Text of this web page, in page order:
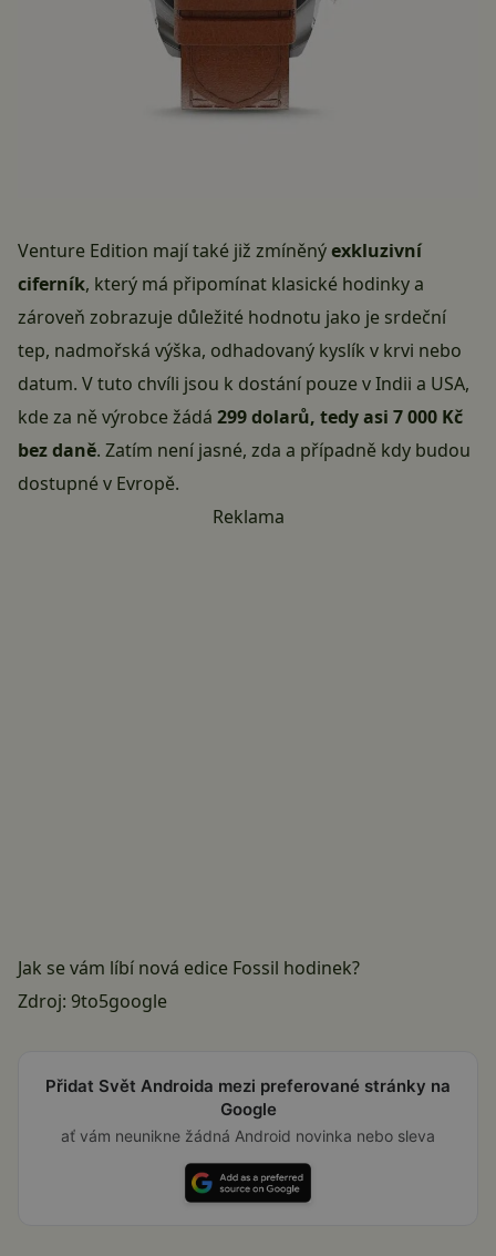
Venture Edition mají také již zmíněnýexkluzivní
ciferník, který má připomínat klasické hodinky a
zároveň zobrazuje důležité hodnotu jako je srdeční
tep, nadmořská výška, odhadovaný kyslík v krvi nebo
datum. V tuto chvíli jsou k dostání pouze v Indii a USA,
kde za ně výrobce žádá 299 dolarů, tedy asi 7 000 Kč
bez daně. Zatím není jasné, zda a případně kdy budou
dostupné v Evropě.
Reklama
Jak se vám líbí nová edice Fossil hodinek?
Zdroj: 9to5google
Přidat Svět Androida mezi preferované stránky na
Google
ať vám neunikne žádná Android novinka nebo sleva